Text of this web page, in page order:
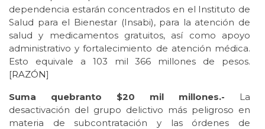
dependencia estarán concentrados en el Instituto de
Salud para el Bienestar (Insabi), para la atención de
salud y medicamentos gratuitos, así como apoyo
administrativo y fortalecimiento de atención médica.
Esto equivale a 103 mil 366 millones de pesos.
[RAZÓN]
Suma quebranto $20 mil millones.- La
desactivación del grupo delictivo más peligroso en
materia de subcontratación y las órdenes de